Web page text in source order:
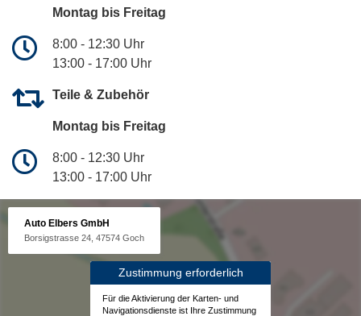
Montag bis Freitag
8:00 - 12:30 Uhr
13:00 - 17:00 Uhr
Teile & Zubehör
Montag bis Freitag
8:00 - 12:30 Uhr
13:00 - 17:00 Uhr
Auto Elbers GmbH
Borsigstrasse 24, 47574 Goch
Zustimmung erforderlich
Für die Aktivierung der Karten- und
Navigationsdienste ist Ihre Zustimmung